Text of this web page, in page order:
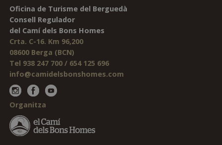
Oficina de Turisme del Berguedà
Consell Regulador
del Camí dels Bons Homes
Crta. C-16. Km 96,200
08600 Berga (BCN)
Tel 938 247 700 / 654 125 696
info@camidelsbonshomes.com
Organitza